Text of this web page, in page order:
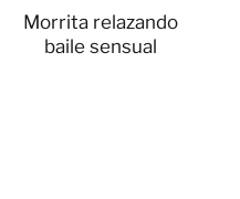
Morrita relazando
baile sensual